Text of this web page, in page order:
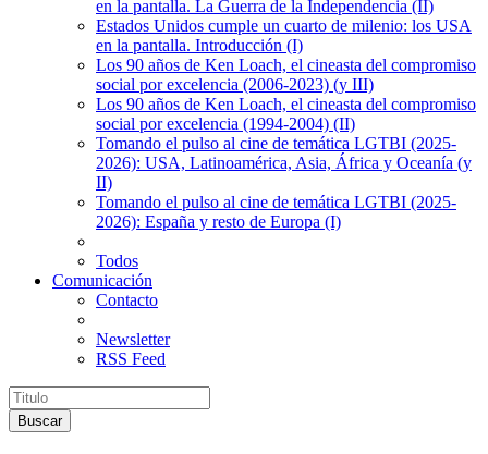
en la pantalla. La Guerra de la Independencia (II)
Estados Unidos cumple un cuarto de milenio: los USA
en la pantalla. Introducción (I)
Los 90 años de Ken Loach, el cineasta del compromiso
social por excelencia (2006-2023) (y III)
Los 90 años de Ken Loach, el cineasta del compromiso
social por excelencia (1994-2004) (II)
Tomando el pulso al cine de temática LGTBI (2025-
2026): USA, Latinoamérica, Asia, África y Oceanía (y
II)
Tomando el pulso al cine de temática LGTBI (2025-
2026): España y resto de Europa (I)
Todos
Comunicación
Contacto
Newsletter
RSS Feed
Buscar